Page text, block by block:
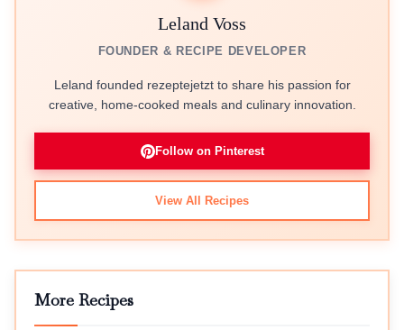
Leland Voss
FOUNDER & RECIPE DEVELOPER
Leland founded rezeptejetzt to share his passion for
creative, home-cooked meals and culinary innovation.
Follow on Pinterest
View All Recipes
More Recipes